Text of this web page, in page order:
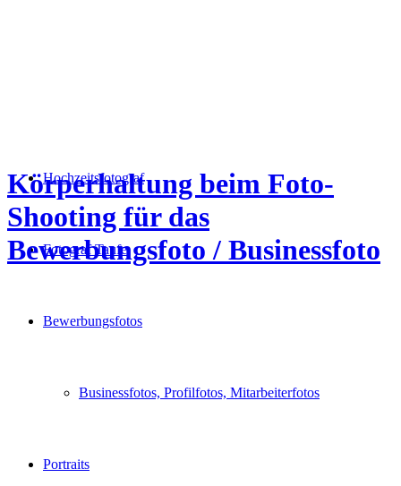
Hochzeitsfotograf
Fotograf Taufe
Bewerbungsfotos
Businessfotos, Profilfotos, Mitarbeiterfotos
Portraits
Körperhaltung beim Foto-
Shooting für das
Bewerbungsfoto / Businessfoto